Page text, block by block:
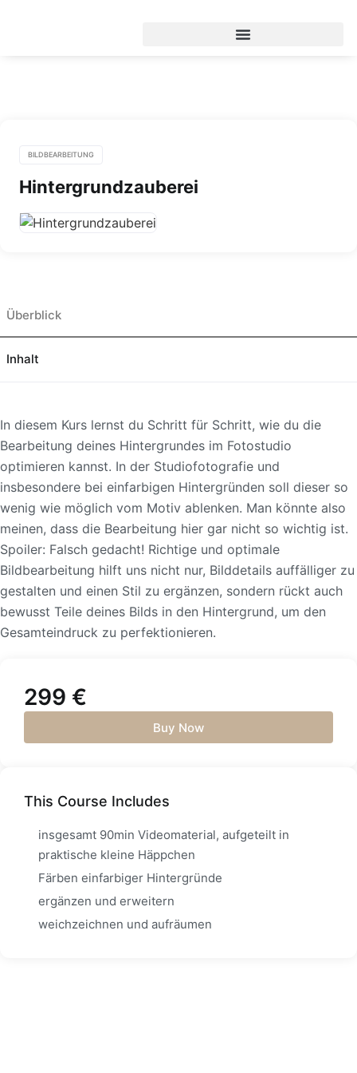
BILDBEARBEITUNG
Hintergrundzauberei
Überblick
Inhalt
In diesem Kurs lernst du Schritt für Schritt, wie du die
Bearbeitung deines Hintergrundes im Fotostudio
optimieren kannst. In der Studiofotografie und
insbesondere bei einfarbigen Hintergründen soll dieser so
wenig wie möglich vom Motiv ablenken. Man könnte also
meinen, dass die Bearbeitung hier gar nicht so wichtig ist.
Spoiler: Falsch gedacht! Richtige und optimale
Bildbearbeitung hilft uns nicht nur, Bilddetails auffälliger zu
gestalten und einen Stil zu ergänzen, sondern rückt auch
bewusst Teile deines Bilds in den Hintergrund, um den
Gesamteindruck zu perfektionieren.
299 €
Buy Now
This Course Includes
insgesamt 90min Videomaterial, aufgeteilt in
praktische kleine Häppchen
Färben einfarbiger Hintergründe
ergänzen und erweitern
weichzeichnen und aufräumen